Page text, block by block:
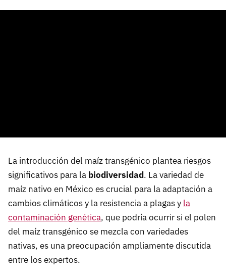
La introducción del maíz transgénico plantea riesgos
significativos para la biodiversidad. La variedad de
maíz nativo en México es crucial para la adaptación a
cambios climáticos y la resistencia a plagas y la
contaminación genética, que podría ocurrir si el polen
del maíz transgénico se mezcla con variedades
nativas, es una preocupación ampliamente discutida
entre los expertos.